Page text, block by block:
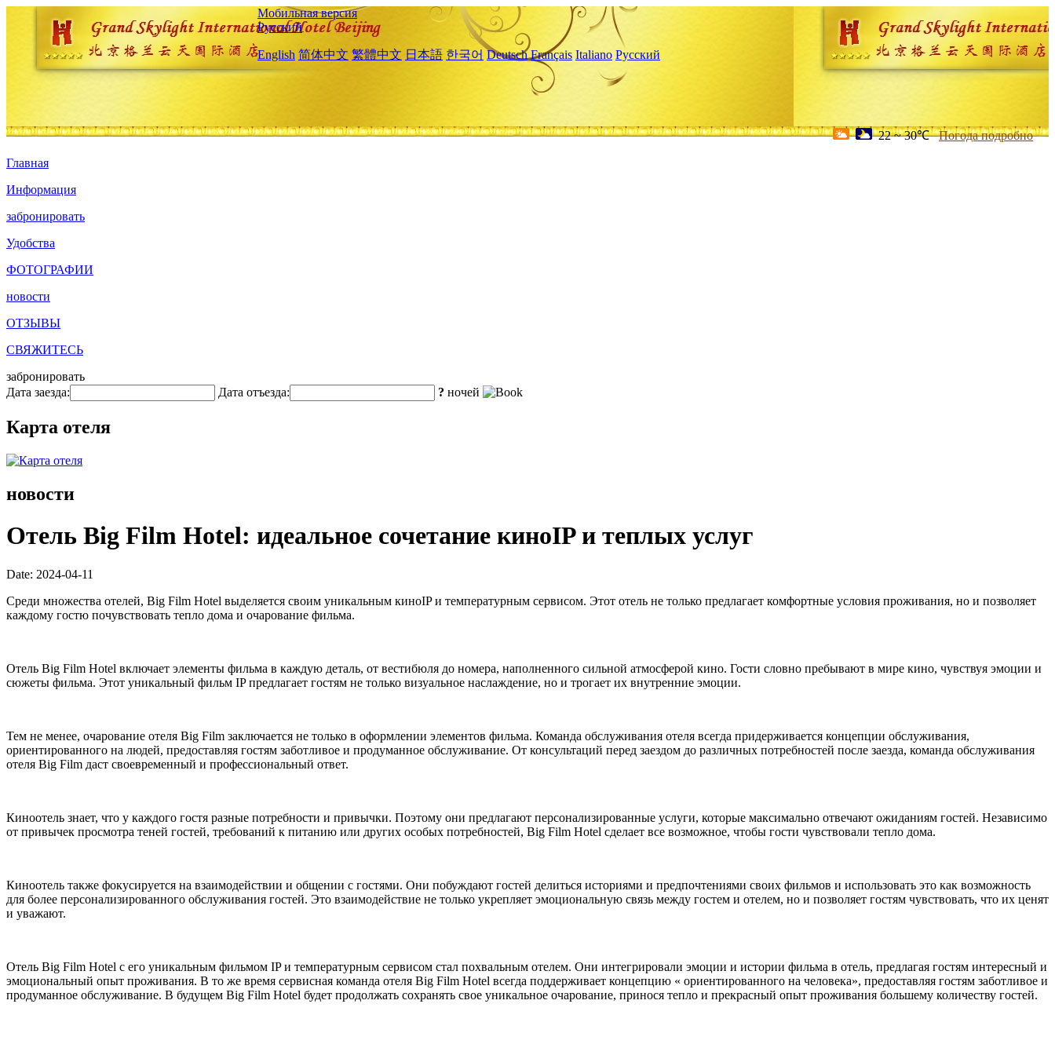
Мобильная версия
Русский
English 简体中文 繁體中文 日本語 한국어 Deutsch Français Italiano Русский
22 ~ 30℃ Погода подробно
Главная
Информация
забронировать
Удобства
ФОТОГРАФИИ
новости
ОТЗЫВЫ
СВЯЖИТЕСЬ
забронировать
Дата заезда:
Дата отъезда: ? ночей
Карта отеля
новости
Отель Big Film Hotel: идеальное сочетание киноIP и теплых услуг
Date: 2024-04-11
Среди множества отелей, Big Film Hotel выделяется своим уникальным киноIP и температурным сервисом. Этот отель не только предлагает комфортные условия проживания, но и позволяет
каждому гостю почувствовать тепло дома и очарование фильма.
Отель Big Film Hotel включает элементы фильма в каждую деталь, от вестибюля до номера, наполненного сильной атмосферой кино. Гости словно пребывают в мире кино, чувствуя эмоции и
сюжеты фильма. Этот уникальный фильм IP предлагает гостям не только визуальное наслаждение, но и трогает их внутренние эмоции.
Тем не менее, очарование отеля Big Film заключается не только в оформлении элементов фильма. Команда обслуживания отеля всегда придерживается концепции обслуживания,
ориентированного на людей, предоставляя гостям заботливое и продуманное обслуживание. От консультаций перед заездом до различных потребностей после заезда, команда обслуживания
отеля Big Film даст своевременный и профессиональный ответ.
Киноотель знает, что у каждого гостя разные потребности и привычки. Поэтому они предлагают персонализированные услуги, которые максимально отвечают ожиданиям гостей. Независимо
от привычек просмотра теней гостей, требований к питанию или других особых потребностей, Big Film Hotel сделает все возможное, чтобы гости чувствовали тепло дома.
Киноотель также фокусируется на взаимодействии и общении с гостями. Они побуждают гостей делиться историями и предпочтениями своих фильмов и использовать это как возможность
для более персонализированного обслуживания гостей. Это взаимодействие не только укрепляет эмоциональную связь между гостем и отелем, но и позволяет гостям чувствовать, что их ценят
и уважают.
Отель Big Film Hotel с его уникальным фильмом IP и температурным сервисом стал похвальным отелем. Они интегрировали эмоции и истории фильма в отель, предлагая гостям интересный и
эмоциональный опыт проживания. В то же время сервисная команда отеля Big Film Hotel всегда поддерживает концепцию « ориентированного на человека», предоставляя гостям заботливое и
продуманное обслуживание. В будущем Big Film Hotel будет продолжать сохранять свое уникальное очарование, принося тепло и прекрасный опыт проживания большему количеству гостей.